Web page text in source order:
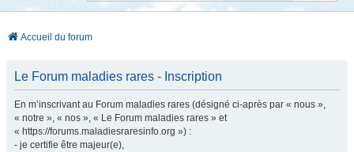
Accueil du forum
Le Forum maladies rares - Inscription
En m’inscrivant au Forum maladies rares (désigné ci-après par « nous »,
« notre », « nos », « Le Forum maladies rares » et
« https://forums.maladiesraresinfo.org ») :
- je certifie être majeur(e),